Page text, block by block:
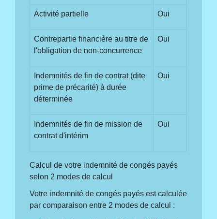
Activité partielle Oui
Contrepartie financière au titre de
l'obligation de non-concurrence
Oui
Indemnités defin de contrat(dite
prime de précarité) à durée
déterminée
Oui
Indemnités de fin de mission de
contrat d'intérim
Oui
Calcul de votre indemnité de congés payés
selon 2 modes de calcul
Votre indemnité de congés payés est calculée
par comparaison entre 2 modes de calcul :